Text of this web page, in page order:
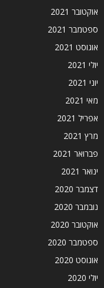
אוקטובר 2021
ספטמבר 2021
אוגוסט 2021
יולי 2021
יוני 2021
מאי 2021
אפריל 2021
מרץ 2021
פברואר 2021
ינואר 2021
דצמבר 2020
נובמבר 2020
אוקטובר 2020
ספטמבר 2020
אוגוסט 2020
יולי 2020